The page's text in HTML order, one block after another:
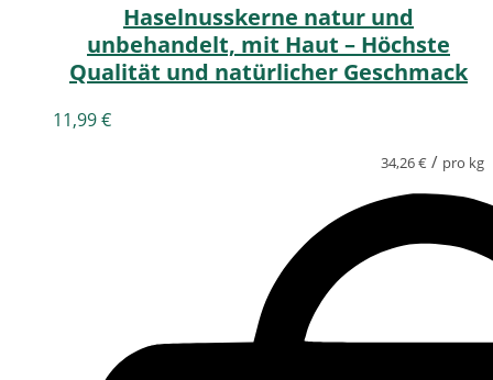
Haselnusskerne natur und
unbehandelt, mit Haut – Höchste
Qualität und natürlicher Geschmack
11,99€
34,26€ / pro kg